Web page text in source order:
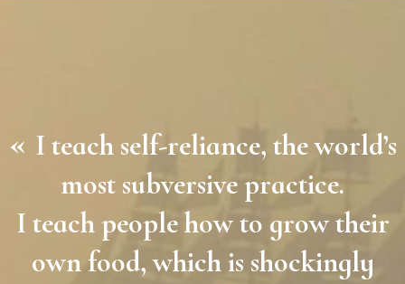
« I teach self-reliance, the world’s
most subversive practice.
I teach people how to grow their
own food, which is shockingly